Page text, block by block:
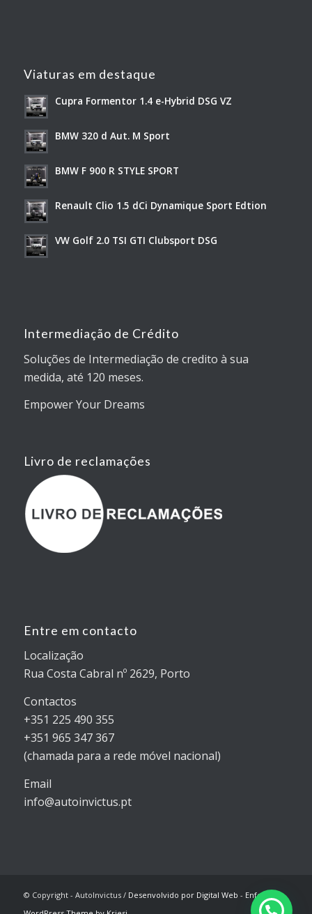
Viaturas em destaque
Cupra Formentor 1.4 e-Hybrid DSG VZ
BMW 320 d Aut. M Sport
BMW F 900 R STYLE SPORT
Renault Clio 1.5 dCi Dynamique Sport Edtion
VW Golf 2.0 TSI GTI Clubsport DSG
Intermediação de Crédito
Soluções de Intermediação de credito à sua
medida, até 120 meses.
Empower Your Dreams
Livro de reclamações
Entre em contacto
Localização
Rua Costa Cabral nº 2629, Porto
Contactos
+351 225 490 355
+351 965 347 367
(chamada para a rede móvel nacional)
Email
info@autoinvictus.pt
© Copyright - AutoInvictus / Desenvolvido por Digital Web - Enfold